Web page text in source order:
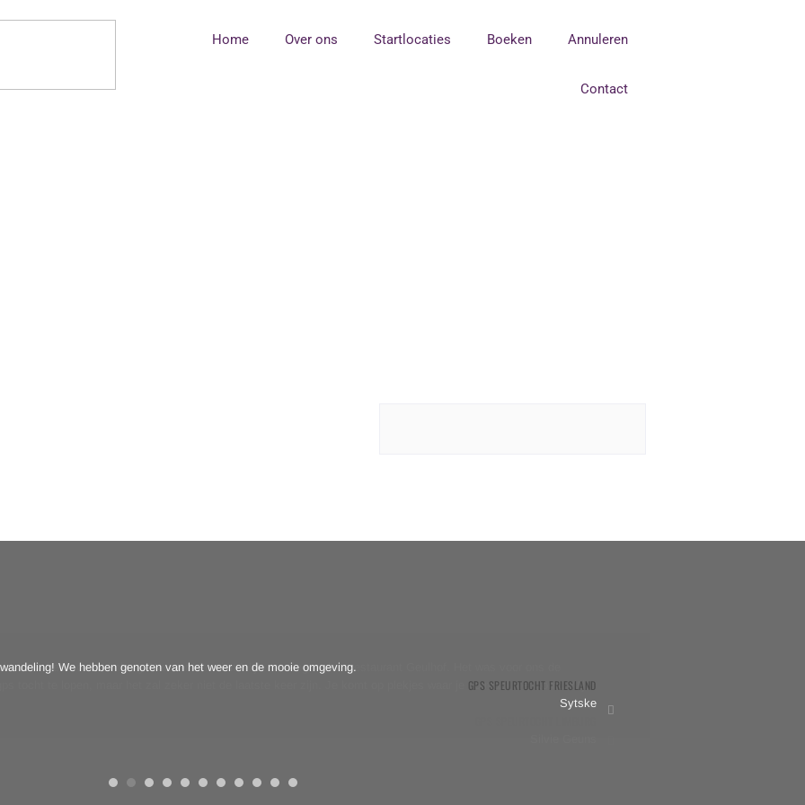
Home Over ons Startlocaties Boeken Annuleren
Contact
wandeling! We hebben genoten van het weer en de mooie omgeving.
GPS SPEURTOCHT FRIESLAND
Sytske
door het mooie Limburg. We werden vriendelijk ontvangen door restaurant Geulhof. Het was voor ons de
tocht te lopen, maar het zal zeker niet de laatste keer zijn. Je komt op plekjes waar je normaal niet komt. Wij